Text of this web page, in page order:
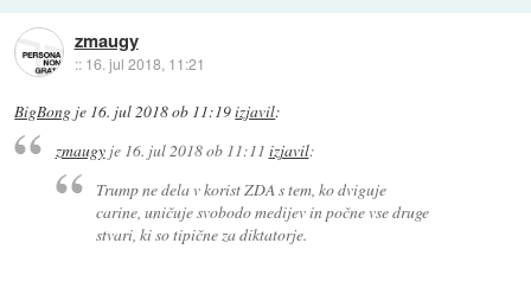
zmaugy
:: 16. jul 2018, 11:21
BigBong je 16. jul 2018 ob 11:19izjavil:
zmaugyje 16. jul 2018 ob 11:11 izjavil:
Trump ne dela v korist ZDA s tem, ko dviguje
carine, uničuje svobodo medijev in počne vse druge
stvari, ki so tipične za diktatorje.